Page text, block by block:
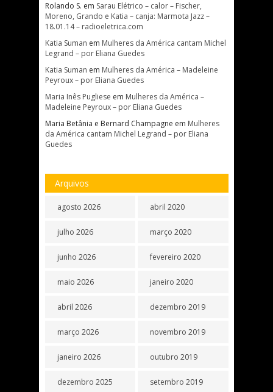
Rolando S. em Sarau Elétrico – calor – Fischer,
Moreno, Grando e Katia – canja: Marmota Jazz –
18.01.14 – radioeletrica.com
Katia Suman em Mulheres da América cantam Michel
Legrand – por Eliana Guedes
Katia Suman em Mulheres da América – Madeleine
Peyroux – por Eliana Guedes
Maria Inês Pugliese em Mulheres da América –
Madeleine Peyroux – por Eliana Guedes
Maria Betânia e Bernard Champagne em Mulheres
da América cantam Michel Legrand – por Eliana
Guedes
Arquivos
agosto 2026
julho 2026
junho 2026
maio 2026
abril 2026
março 2026
janeiro 2026
dezembro 2025
abril 2020
março 2020
fevereiro 2020
janeiro 2020
dezembro 2019
novembro 2019
outubro 2019
setembro 2019